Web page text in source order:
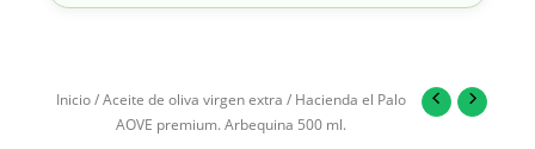
Inicio/Aceite de oliva virgen extra / Hacienda el Palo
AOVE premium. Arbequina 500 ml.